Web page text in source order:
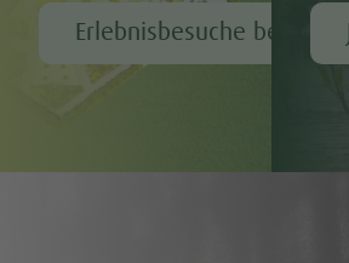
Erlebnisbesuche bei